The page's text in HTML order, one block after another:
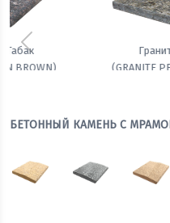
(GRANITE BELLA WHITE)
Предыдущий
БЕТОННЫЙ КАМЕНЬ С